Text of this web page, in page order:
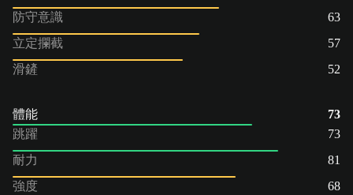
防守意識
63
立定攔截
57
滑鏟
52
體能
73
跳躍
73
耐力
81
強度
68